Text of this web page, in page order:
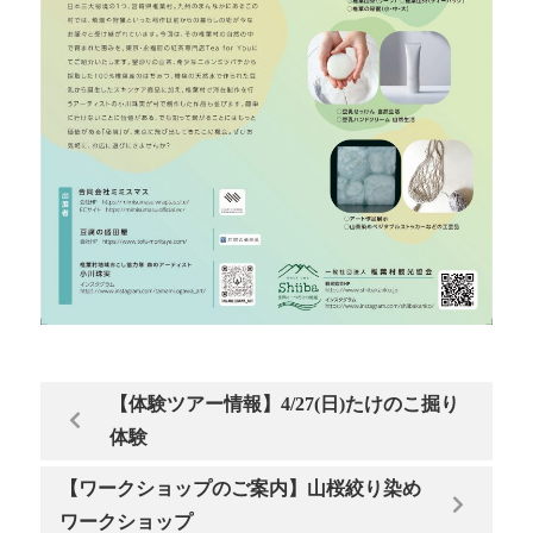
【体験ツアー情報】4/27(日)たけのこ掘り
体験
【ワークショップのご案内】山桜絞り染め
ワークショップ